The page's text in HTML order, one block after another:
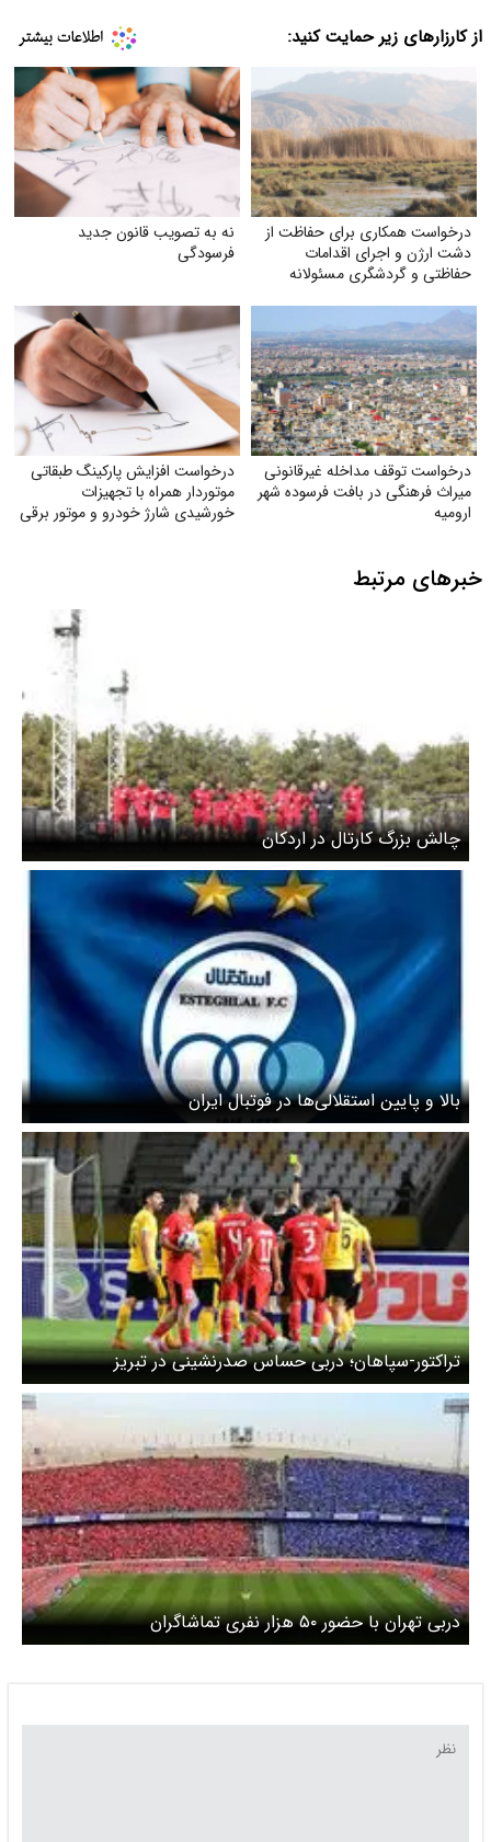
از کارزارهای زیر حمایت کنید:
درخواست همکاری برای حفاظت از
دشت ارژن و اجرای اقدامات
حفاظتی و گردشگری مسئولانه
نه به تصویب قانون جدید
فرسودگی
درخواست توقف مداخله غیرقانونی
میراث فرهنگی در بافت فرسوده شهر
ارومیه
درخواست افزایش پارکینگ طبقاتی
موتوردار همراه با تجهیزات
خورشیدی شارژ خودرو و موتور برقی
خبرهای مرتبط
چالش بزرگ کارتال در اردکان
بالا و پایین استقلالی‌ها در فوتبال ایران
تراکتور-سپاهان؛ دربی حساس صدرنشینی در تبریز
دربی تهران با حضور ۵۰ هزار نفری تماشاگران